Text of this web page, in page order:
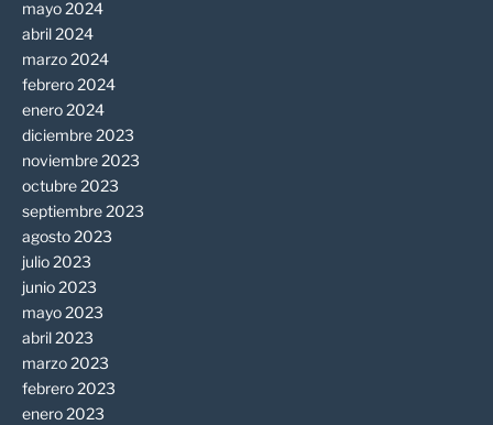
mayo 2024
abril 2024
marzo 2024
febrero 2024
enero 2024
diciembre 2023
noviembre 2023
octubre 2023
septiembre 2023
agosto 2023
julio 2023
junio 2023
mayo 2023
abril 2023
marzo 2023
febrero 2023
enero 2023